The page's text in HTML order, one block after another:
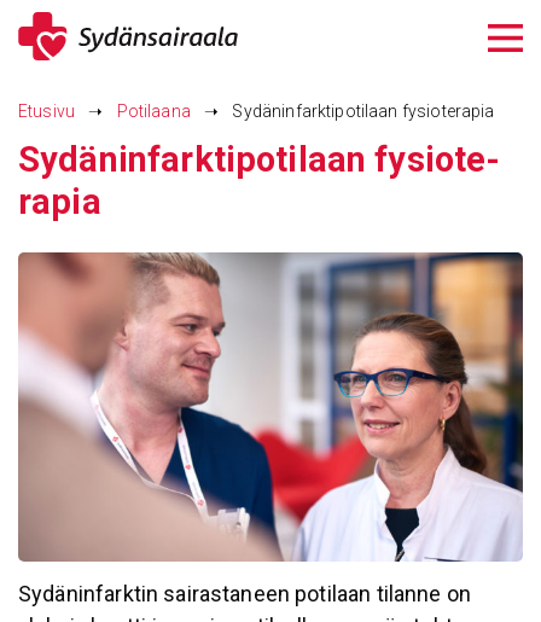
Siirry
sisältöön
Etusivu ➝ Potilaana ➝ Sydäninfarktipotilaan fysioterapia
Sydä­nin­fark­ti­po­ti­laan fysio­te­
rapia
Sydäninfarktin sairastaneen potilaan tilanne on